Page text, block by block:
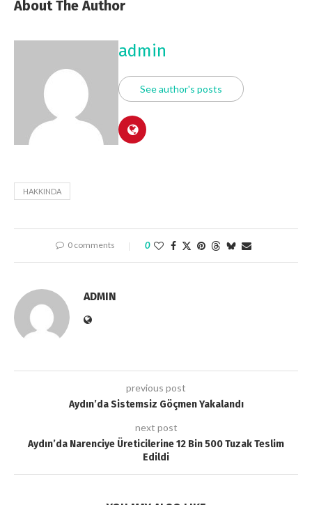
About The Author
admin
See author's posts
HAKKINDA
0 comments 0
ADMIN
previous post
Aydın’da Sistemsiz Göçmen Yakalandı
next post
Aydın’da Narenciye Üreticilerine 12 Bin 500 Tuzak Teslim
Edildi